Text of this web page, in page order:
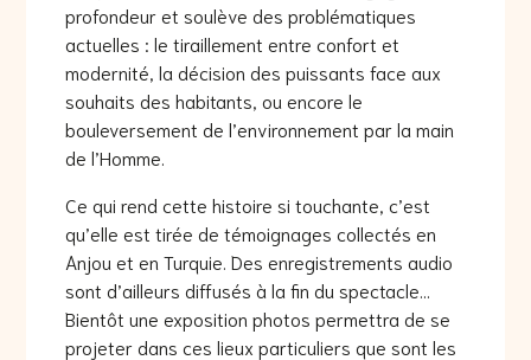
profondeur et soulève des problématiques
actuelles : le tiraillement entre confort et
modernité, la décision des puissants face aux
souhaits des habitants, ou encore le
bouleversement de l’environnement par la main
de l’Homme.
Ce qui rend cette histoire si touchante, c’est
qu’elle est tirée de témoignages collectés en
Anjou et en Turquie. Des enregistrements audio
sont d’ailleurs diffusés à la fin du spectacle…
Bientôt une exposition photos permettra de se
projeter dans ces lieux particuliers que sont les